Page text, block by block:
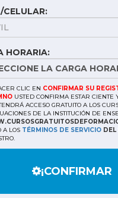
CELULAR:
HORARIA:
CLIC EN CONFIRMAR SU
USTED CONFIRMA ESTAR CIENTE
ACCESO GRATUITO A LOS
DE LA INSTITUCIÓN DE
A LOS TÉRMINOS DE SERVICIO DEL
¡CONFIRMAR